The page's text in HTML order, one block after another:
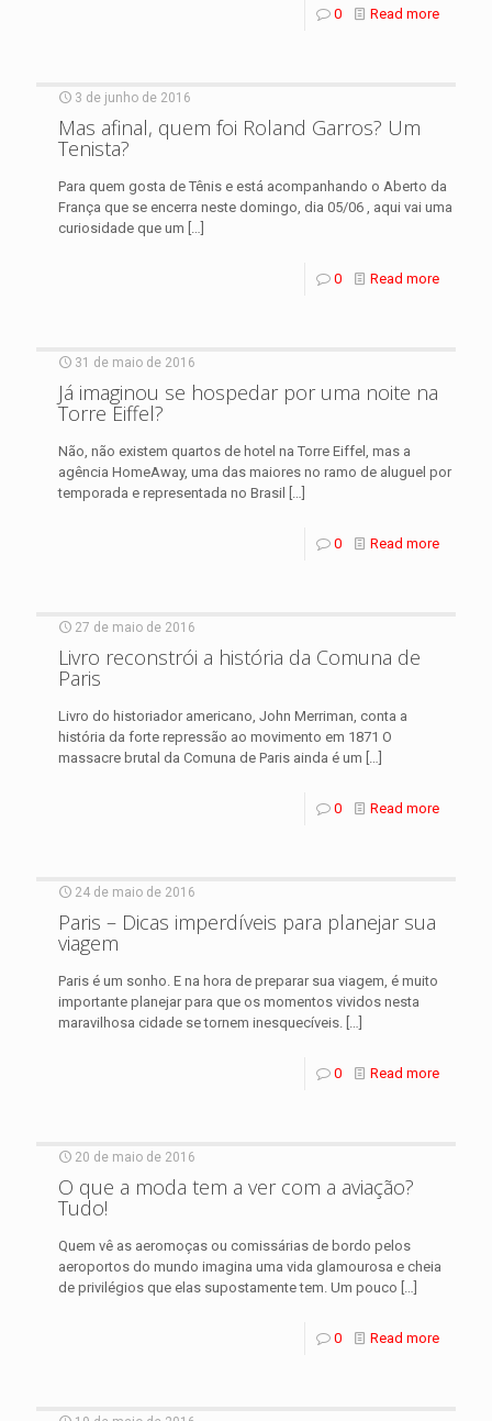
0 Read more
3 de junho de 2016
Mas afinal, quem foi Roland Garros? Um
Tenista?
Para quem gosta de Tênis e está acompanhando o Aberto da
França que se encerra neste domingo, dia 05/06 , aqui vai uma
curiosidade que um […]
0 Read more
31 de maio de 2016
Já imaginou se hospedar por uma noite na
Torre Eiffel?
Não, não existem quartos de hotel na Torre Eiffel, mas a
agência HomeAway, uma das maiores no ramo de aluguel por
temporada e representada no Brasil
[…]
0 Read more
27 de maio de 2016
Livro reconstrói a história da Comuna de
Paris
Livro do historiador americano, John Merriman, conta a
história da forte repressão ao movimento em 1871 O
massacre brutal da Comuna de Paris ainda é um […]
0 Read more
24 de maio de 2016
Paris – Dicas imperdíveis para planejar sua
viagem
Paris é um sonho. E na hora de preparar sua viagem, é muito
importante planejar para que os momentos vividos nesta
maravilhosa cidade se tornem inesquecíveis. […]
0 Read more
20 de maio de 2016
O que a moda tem a ver com a aviação?
Tudo!
Quem vê as aeromoças ou comissárias de bordo pelos
aeroportos do mundo imagina uma vida glamourosa e cheia
de privilégios que elas supostamente tem. Um pouco […]
0 Read more